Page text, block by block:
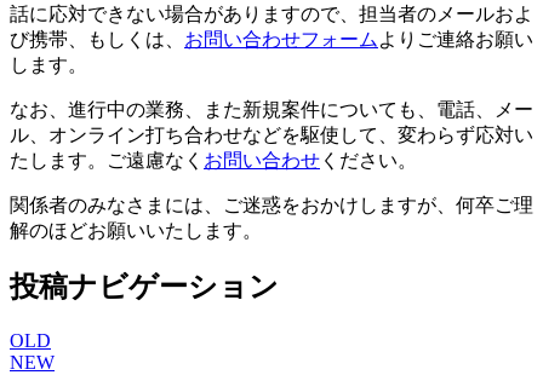
話に応対できない場合がありますので、担当者のメールおよ
び携帯、もしくは、 お問い合わせフォーム よりご連絡お願い
します。
なお、進行中の業務、また新規案件についても、電話、メー
ル、オンライン打ち合わせなどを駆使して、変わらず応対い
たします。ご遠慮なく お問い合わせ ください。
関係者のみなさまには、ご迷惑をおかけしますが、何卒ご理
解のほどお願いいたします。
投稿ナビゲーション
OLD
NEW